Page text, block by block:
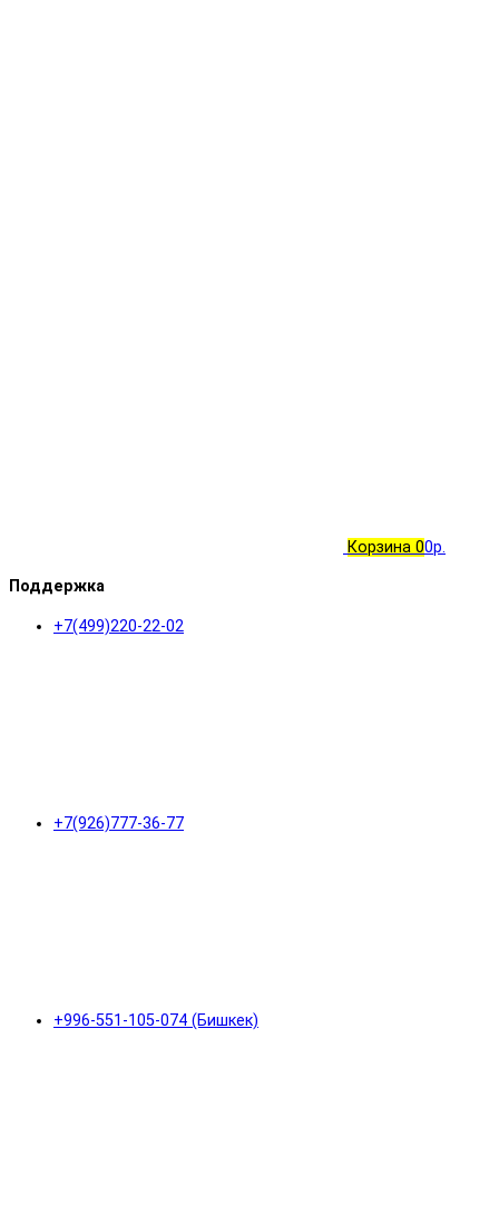
Корзина 00р.
Поддержка
+7(499)220-22-02
+7(926)777-36-77
+996-551-105-074 (Бишкек)